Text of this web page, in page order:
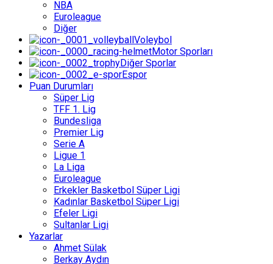
NBA
Euroleague
Diğer
Voleybol
Motor Sporları
Diğer Sporlar
Espor
Puan Durumları
Süper Lig
TFF 1. Lig
Bundesliga
Premier Lig
Serie A
Ligue 1
La Liga
Euroleague
Erkekler Basketbol Süper Ligi
Kadınlar Basketbol Süper Ligi
Efeler Ligi
Sultanlar Ligi
Yazarlar
Ahmet Sülak
Berkay Aydın